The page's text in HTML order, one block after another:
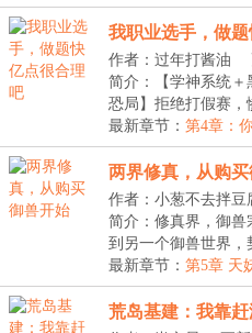
我职业选手，做
作者：过年打酱油
简介：【学神系统
恐局】拒绝打假赛，
金...
最新章节： 第4章：
两界修真，从购
作者：小葱不去拌豆
01:24:13
简介：修真界，御兽
到另一个御兽世界，
着...
最新章节： 第5章 天
荒岛基建：我靠